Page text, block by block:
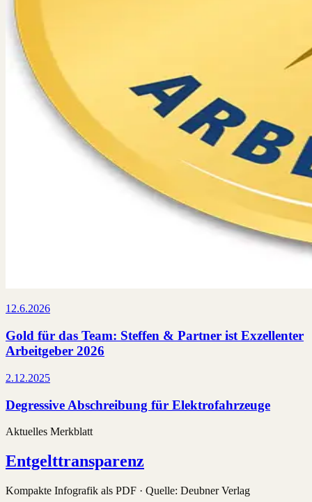
12.6.2026
Gold für das Team: Steffen & Partner ist Exzellenter
Arbeitgeber 2026
2.12.2025
Degressive Abschreibung für Elektrofahrzeuge
Aktuelles Merkblatt
Entgelttransparenz
Kompakte Infografik als PDF · Quelle: Deubner Verlag